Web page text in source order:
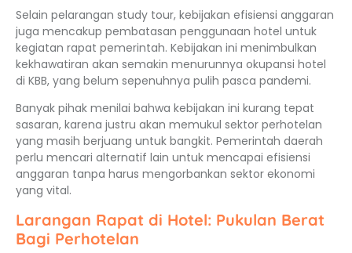
Selain pelarangan study tour, kebijakan efisiensi anggaran
juga mencakup pembatasan penggunaan hotel untuk
kegiatan rapat pemerintah. Kebijakan ini menimbulkan
kekhawatiran akan semakin menurunnya okupansi hotel
di KBB, yang belum sepenuhnya pulih pasca pandemi.
Banyak pihak menilai bahwa kebijakan ini kurang tepat
sasaran, karena justru akan memukul sektor perhotelan
yang masih berjuang untuk bangkit. Pemerintah daerah
perlu mencari alternatif lain untuk mencapai efisiensi
anggaran tanpa harus mengorbankan sektor ekonomi
yang vital.
Larangan Rapat di Hotel: Pukulan Berat
Bagi Perhotelan